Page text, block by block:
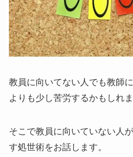
教員に向いてない人でも教師
よりも少し苦労するかもしれま
そこで教員に向いていない人
す処世術をお話します。